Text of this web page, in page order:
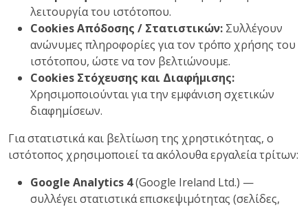
λειτουργία του ιστότοπου.
Cookies Απόδοσης / Στατιστικών: Συλλέγουν
ανώνυμες πληροφορίες για τον τρόπο χρήσης του
ιστότοπου, ώστε να τον βελτιώνουμε.
Cookies Στόχευσης και Διαφήμισης:
Χρησιμοποιούνται για την εμφάνιση σχετικών
διαφημίσεων.
Για στατιστικά και βελτίωση της χρηστικότητας, ο
ιστότοπος χρησιμοποιεί τα ακόλουθα εργαλεία τρίτων:
Google Analytics 4(Google Ireland Ltd.) —
συλλέγει στατιστικά επισκεψιμότητας (σελίδες,